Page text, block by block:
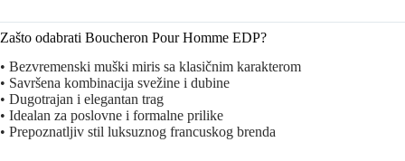
Zašto odabrati Boucheron Pour Homme EDP?
• Bezvremenski muški miris sa klasičnim karakterom
• Savršena kombinacija svežine i dubine
• Dugotrajan i elegantan trag
• Idealan za poslovne i formalne prilike
• Prepoznatljiv stil luksuznog francuskog brenda